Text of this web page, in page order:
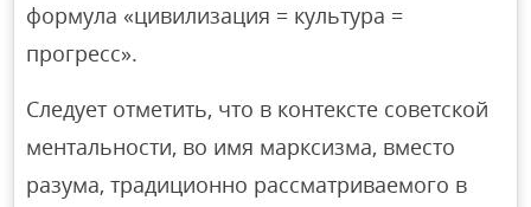
формула «цивилизация = культура =
прогресс».
Следует отметить, что в контексте советской
ментальности, во имя марксизма, вместо
разума, традиционно рассматриваемого в